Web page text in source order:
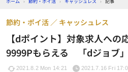
【dポイント】対象求人への
9999Pもらえる 「dジョブ
節約・ポイ活 キャッシュレス
2021.8.2 Mon 14:21 2021.7.16 Fri